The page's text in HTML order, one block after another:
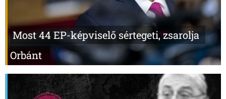
Most 44 EP-képviselő sértegeti, zsarolja
Orbánt